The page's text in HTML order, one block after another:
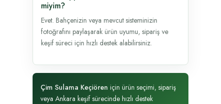
miyim?
Evet. Bahçenizin veya mevcut sisteminizin
fotoğrafını paylaşarak ürün uyumu, sipariş ve
keşif süreci için hızlı destek alabilirsiniz.
Çim Sulama Keçiören için ürün seçimi, sipariş
veya Ankara keşif sürecinde hızlı destek